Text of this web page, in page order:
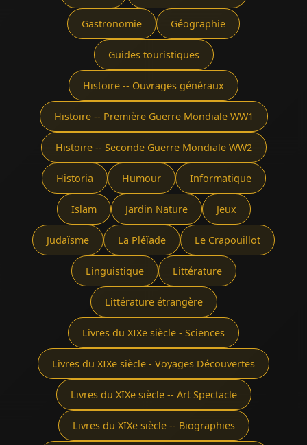
Gastronomie Géographie
Guides touristiques
Histoire -- Ouvrages généraux
Histoire -- Première Guerre Mondiale WW1
Histoire -- Seconde Guerre Mondiale WW2
Historia Humour Informatique
Islam Jardin Nature Jeux
Judaïsme La Pléïade Le Crapouillot
Linguistique Littérature
Littérature étrangère
Livres du XIXe siècle - Sciences
Livres du XIXe siècle - Voyages Découvertes
Livres du XIXe siècle -- Art Spectacle
Livres du XIXe siècle -- Biographies